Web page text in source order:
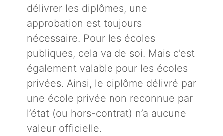
délivrer les diplômes, une
approbation est toujours
nécessaire. Pour les écoles
publiques, cela va de soi. Mais c’est
également valable pour les écoles
privées. Ainsi, le diplôme délivré par
une école privée non reconnue par
l’état (ou hors-contrat) n’a aucune
valeur officielle.